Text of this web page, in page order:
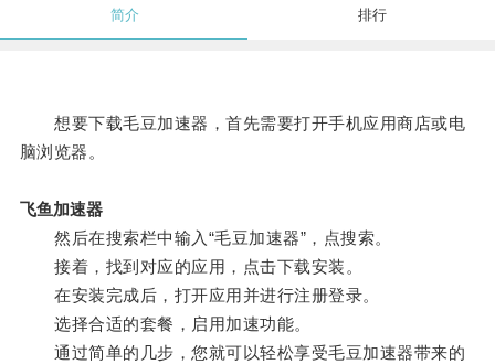
简介 排行
想要下载毛豆加速器，首先需要打开手机应用商店或电
脑浏览器。
飞鱼加速器
然后在搜索栏中输入“毛豆加速器”，点搜索。
接着，找到对应的应用，点击下载安装。
在安装完成后，打开应用并进行注册登录。
选择合适的套餐，启用加速功能。
通过简单的几步，您就可以轻松享受毛豆加速器带来的